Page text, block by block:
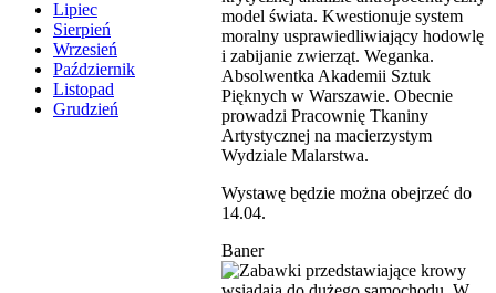
Lipiec
Sierpień
Wrzesień
Październik
Listopad
Grudzień
model świata. Kwestionuje system
moralny usprawiedliwiający hodowlę
i zabijanie zwierząt. Weganka.
Absolwentka Akademii Sztuk
Pięknych w Warszawie. Obecnie
prowadzi Pracownię Tkaniny
Artystycznej na macierzystym
Wydziale Malarstwa.
Wystawę będzie można obejrzeć do
14.04.
Baner